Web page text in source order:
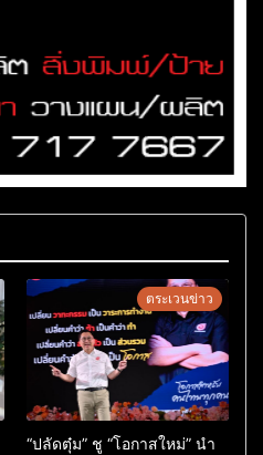
ตระเวนข่าว
“ปลัดตุ๋ม” ชู “โอกาสใหม่” นำ